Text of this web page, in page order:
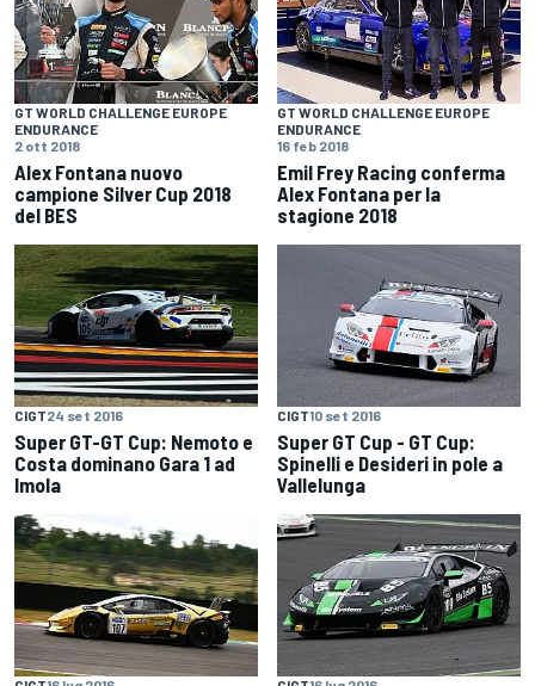
GT WORLD CHALLENGE EUROPE
ENDURANCE
2 ott 2018
Alex Fontana nuovo
campione Silver Cup 2018
del BES
GT WORLD CHALLENGE EUROPE
ENDURANCE
16 feb 2018
Emil Frey Racing conferma
Alex Fontana per la
stagione 2018
CIGT24 set 2016
Super GT-GT Cup: Nemoto e
Costa dominano Gara 1 ad
Imola
CIGT10 set 2016
Super GT Cup - GT Cup:
Spinelli e Desideri in pole a
Vallelunga